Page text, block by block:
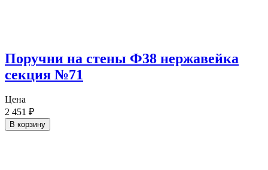
Поручни на стены Ф38 нержавейка
секция №71
Цена
2 451 ₽
В корзину